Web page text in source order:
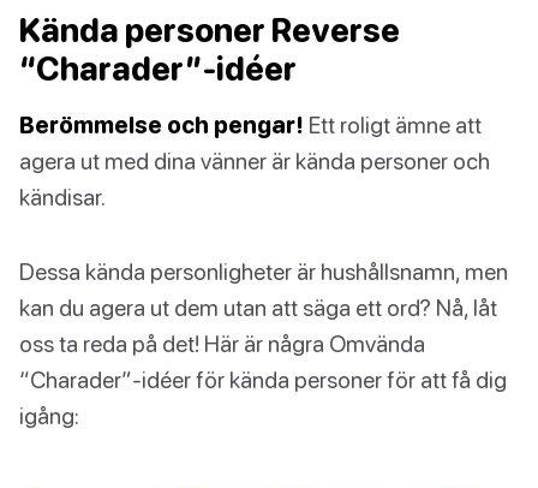
Kända personer Reverse
“Charader”-idéer
Berömmelse och pengar! Ett roligt ämne att
agera ut med dina vänner är kända personer och
kändisar.
Dessa kända personligheter är hushållsnamn, men
kan du agera ut dem utan att säga ett ord? Nå, låt
oss ta reda på det! Här är några Omvända
“Charader”-idéer för kända personer för att få dig
igång: